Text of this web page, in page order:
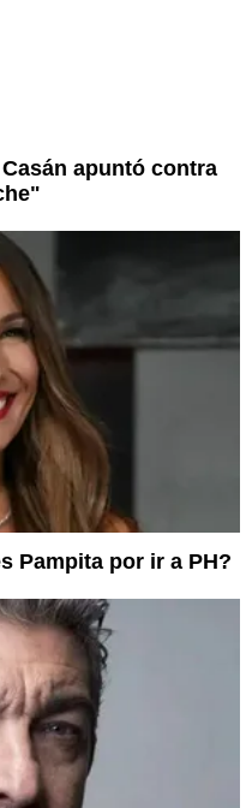
apuntó contra
Pampita por ir a PH?